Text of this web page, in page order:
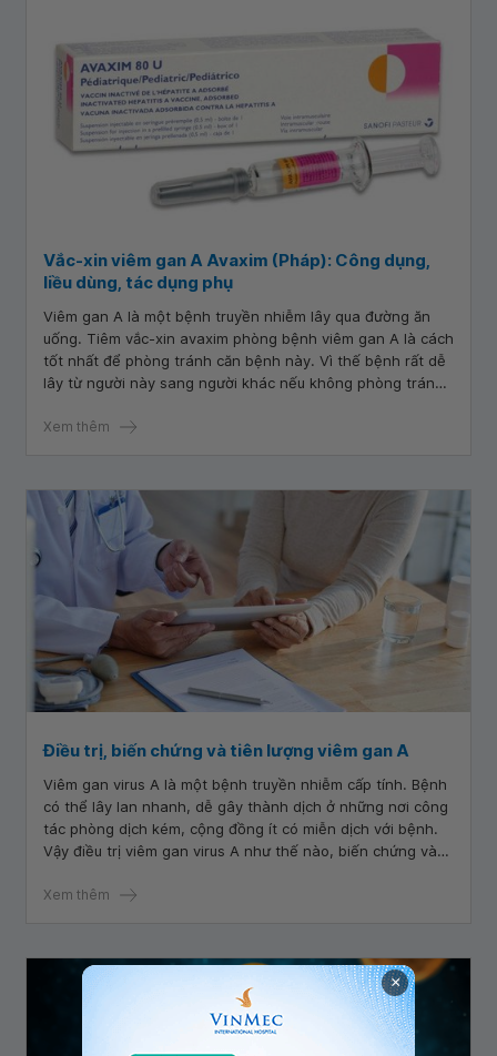
Vắc-xin viêm gan A Avaxim (Pháp): Công dụng,
liều dùng, tác dụng phụ
Viêm gan A là một bệnh truyền nhiễm lây qua đường ăn
uống. Tiêm vắc-xin avaxim phòng bệnh viêm gan A là cách
tốt nhất để phòng tránh căn bệnh này. Vì thế bệnh rất dễ
lây từ người này sang người khác nếu không phòng tránh
Xem thêm
Điều trị, biến chứng và tiên lượng viêm gan A
Viêm gan virus A là một bệnh truyền nhiễm cấp tính. Bệnh
có thể lây lan nhanh, dễ gây thành dịch ở những nơi công
tác phòng dịch kém, cộng đồng ít có miễn dịch với bệnh.
Vậy điều trị viêm gan virus A như thế nào, biến chứng và
Xem thêm
×